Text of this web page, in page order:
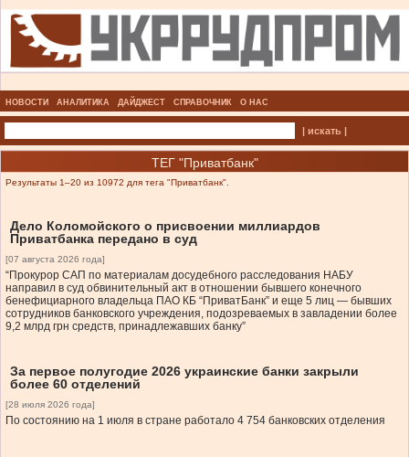
НОВОСТИ АНАЛИТИКА ДАЙДЖЕСТ СПРАВОЧНИК О НАС
| искать |
ТЕГ "Приватбанк"
Результаты 1–20 из 10972 для тега "Приватбанк".
Дело Коломойского о присвоении миллиардов
Приватбанка передано в суд
[07 августа 2026 года]
“Прокурор САП по материалам досудебного расследования НАБУ
направил в суд обвинительный акт в отношении бывшего конечного
бенефициарного владельца ПАО КБ “ПриватБанк” и еще 5 лиц — бывших
сотрудников банковского учреждения, подозреваемых в завладении более
9,2 млрд грн средств, принадлежавших банку”
За первое полугодие 2026 украинские банки закрыли
более 60 отделений
[28 июля 2026 года]
По состоянию на 1 июля в стране работало 4 754 банковских отделения